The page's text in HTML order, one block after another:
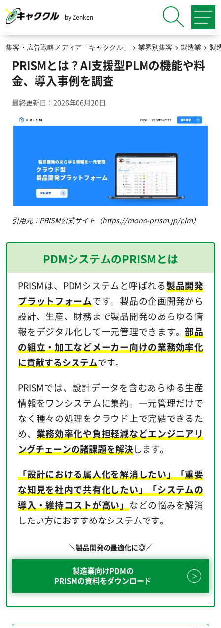
by Zenken
集客・広告戦略メディア「キャククル」 > 業界別集客 > 製造業> 製
PRISMとは？AI支援型PLMの機能や料
金、導入事例を調査
最終更新日：2026年06月20日
引用元：PRISM公式サイト（https://mono-prism.jp/plm）
PDMシステムのPRISMとは
PRISMは、PDMシステムと呼ばれる製品開発
プラットフォームです。製品の企画開発から
設計、生産、財務まで製品開発のあらゆる情
報をデジタル化して一元管理できます。部品
の組立・加工などメーカー向けの業務効率化
に貢献するシステムです。
PRISMでは、設計データを含むあらゆる生産
情報をワンシステムに集約。一元管理だけで
なく種々の処理をクラウド上で完結できるた
め、 業務効率化や負担軽減などエンジニアリ
ングチェーンの諸課題を解決します。
「設計における属人化を解消したい」「重要
な知見を社内で共有化したい」「システムの
導入・維持コストが高い」 などの悩みを解消
したい方におすすめなシステムです。
＼製品開発の最適化に◎／
製造業向けPDMの
PRISMの資料をダウンロード